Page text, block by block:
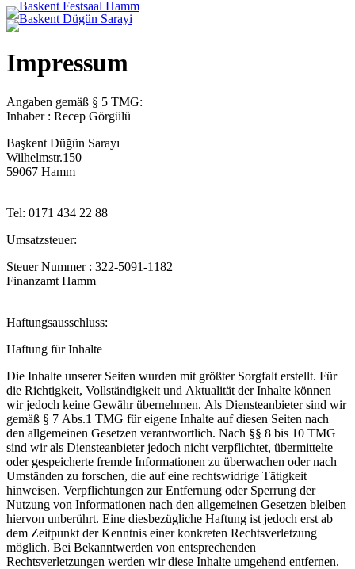
Impressum
Angaben gemäß § 5 TMG:
Inhaber : Recep Görgülü
Başkent Düğün Sarayı
Wilhelmstr.150
59067 Hamm
Tel: 0171 434 22 88
Umsatzsteuer:
Steuer Nummer : 322-5091-1182
Finanzamt Hamm
Haftungsausschluss:
Haftung für Inhalte
Die Inhalte unserer Seiten wurden mit größter Sorgfalt erstellt. Für
die Richtigkeit, Vollständigkeit und Aktualität der Inhalte können
wir jedoch keine Gewähr übernehmen. Als Diensteanbieter sind wir
gemäß § 7 Abs.1 TMG für eigene Inhalte auf diesen Seiten nach
den allgemeinen Gesetzen verantwortlich. Nach §§ 8 bis 10 TMG
sind wir als Diensteanbieter jedoch nicht verpflichtet, übermittelte
oder gespeicherte fremde Informationen zu überwachen oder nach
Umständen zu forschen, die auf eine rechtswidrige Tätigkeit
hinweisen. Verpflichtungen zur Entfernung oder Sperrung der
Nutzung von Informationen nach den allgemeinen Gesetzen bleiben
hiervon unberührt. Eine diesbezügliche Haftung ist jedoch erst ab
dem Zeitpunkt der Kenntnis einer konkreten Rechtsverletzung
möglich. Bei Bekanntwerden von entsprechenden
Rechtsverletzungen werden wir diese Inhalte umgehend entfernen.